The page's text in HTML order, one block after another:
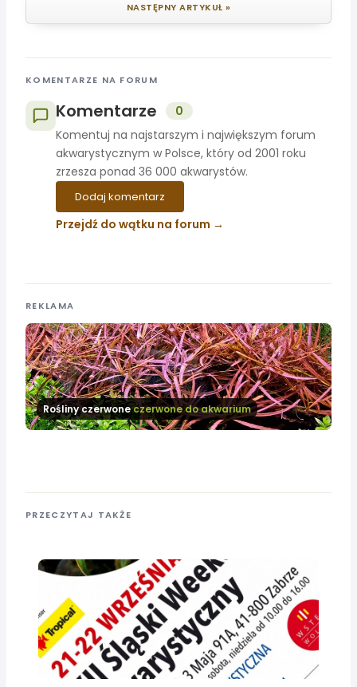
NASTĘPNY ARTYKUŁ »
KOMENTARZE NA FORUM
Komentarze
0
Komentuj na najstarszym i największym forum
akwarystycznym w Polsce, który od 2001 roku
zrzesza ponad 36 000 akwarystów.
Dodaj komentarz
Przejdź do wątku na forum
REKLAMA
Rośliny czerwoneczerwone do akwarium
PRZECZYTAJ TAKŻE